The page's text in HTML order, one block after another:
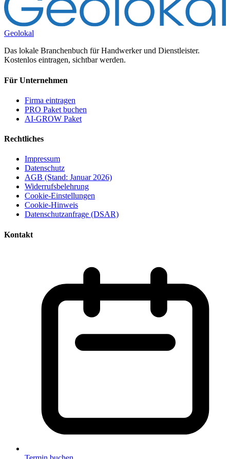
Geolokal
Das lokale Branchenbuch für Handwerker und Dienstleister.
Kostenlos eintragen, sichtbar werden.
Für Unternehmen
Firma eintragen
PRO Paket buchen
AI-GROW Paket
Rechtliches
Impressum
Datenschutz
AGB (Stand: Januar 2026)
Widerrufsbelehrung
Cookie-Einstellungen
Cookie-Hinweis
Datenschutzanfrage (DSAR)
Kontakt